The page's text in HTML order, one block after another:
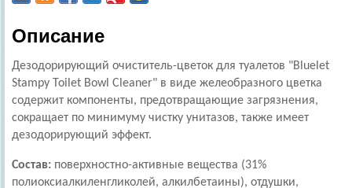
Описание
Дезодорирующий очиститель-цветок для туалетов "Bluelet
Stampy Toilet Bowl Cleaner" в виде желеобразного цветка
содержит компоненты, предотвращающие загрязнения,
сокращает по минимуму чистку унитазов, также имеет
дезодорирующий эффект.
Состав: поверхностно-активные вещества (31%
полиоксиалкиленгликолей, алкилбетаины), отдушки,